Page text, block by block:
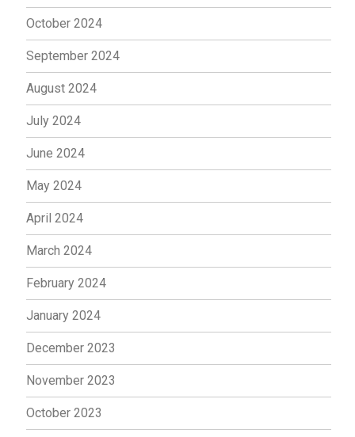
October 2024
September 2024
August 2024
July 2024
June 2024
May 2024
April 2024
March 2024
February 2024
January 2024
December 2023
November 2023
October 2023